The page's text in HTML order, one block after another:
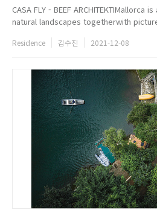
CASA FLY - BEEF ARCHITEKTIMallorca
natural landscapes togetherwith
of...
Residence 김수진 2021-12-08